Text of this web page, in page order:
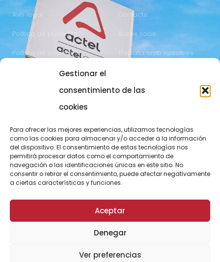
Gestionar el
consentimiento de las
cookies
Para ofrecer las mejores experiencias, utilizamos tecnologías
como las cookies para almacenar y/o acceder a la información
del dispositivo. El consentimiento de estas tecnologías nos
permitirá procesar datos como el comportamiento de
navegación o las identificaciones únicas en este sitio. No
consentir o retirar el consentimiento, puede afectar negativamente
a ciertas características y funciones.
Aceptar
Denegar
Ver preferencias
Avís legal
Política de privacitat
Política de cookies
Contacte
Accés socis
Treballa amb nosaltres
973 700 800
25196 Lleida
comunicacio@actel.es
CONEIX NOVACOOP